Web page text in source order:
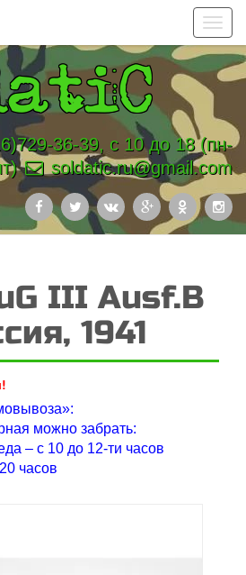
36-39, с 10 до 18 (пн-
soldatic.ru@gmail.com
III Ausf.B
1941
можно забрать:
– с 10 до 12-ти часов
часов